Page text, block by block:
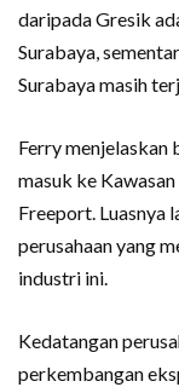
daripada Gresik
Surabaya,
Surabaya masih
Ferry menjelaskan
masuk ke
Freeport. Luasnya
perusahaan yang
industri ini.
Kedatangan
perkembangan